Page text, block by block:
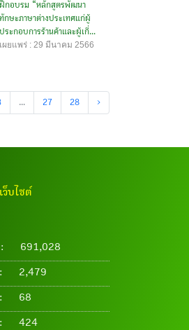
ฝึกอบรม “หลักสูตรพัฒนา
ทักษะภาษาต่างประเทศแก่ผู้
ประกอบการร้านค้าและผู้เกี่...
เผยแพร่ : 29 มีนาคม 2566
... 27 28 ›
บไซต์
: 691,028
: 2,479
: 68
: 424